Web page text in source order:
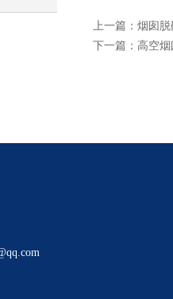
上一篇： 烟囱脱
下一篇： 高空